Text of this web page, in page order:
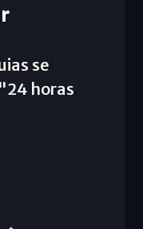
se
horas